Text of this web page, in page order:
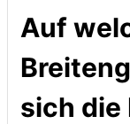
Auf
sich die